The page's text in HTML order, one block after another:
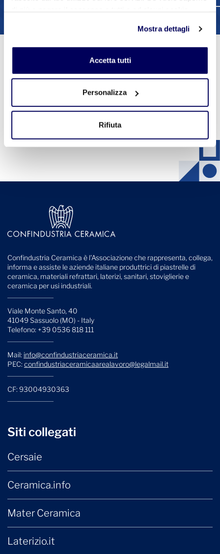
sul tasto "Accetta tutti". Se non vuole i cookie di
profilazione può negare il consenso sul tasto "Rifiuta".
Mostra dettagli
Accetta tutti
Personalizza
Rifiuta
Prossimi Eventi
Vedi tutti gli eventi
Confindustria Ceramica è l'Associazione che rappresenta, collega,
informa e assiste le aziende italiane produttrici di piastrelle di
ceramica, materiali refrattari, laterizi, sanitari, stoviglierie e
ceramica per usi industriali.
Viale Monte Santo, 40
41049 Sassuolo (MO) - Italy
Telefono: +39 0536 818 111
Mail: info@confindustriaceramica.it
PEC: confindustriaceramicaarealavoro@legalmail.it
CF: 93004930363
Siti collegati
Cersaie
Ceramica.info
Mater Ceramica
Laterizio.it